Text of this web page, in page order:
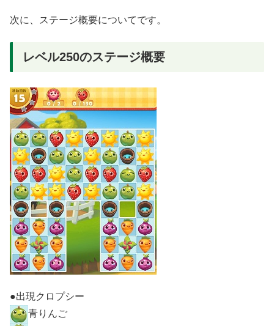
次に、ステージ概要についてです。
レベル250のステージ概要
●出現クロプシー
青りんご